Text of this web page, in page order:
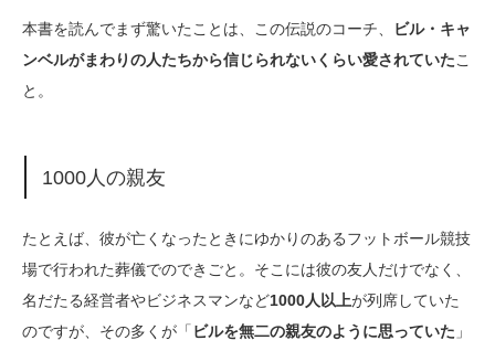
本書を読んでまず驚いたことは、この伝説のコーチ、
ビル・キャ
ンベルがまわりの人たちから信じられないくらい愛されていたこ
と。
1000人の親友
たとえば、彼が亡くなったときにゆかりのあるフットボール競技
場で行われた葬儀でのできごと。そこには彼の友人だけでなく、
名だたる経営者やビジネスマンなど1000人以上が列席していた
のですが、その多くが「 ビルを無二の親友のように思っていた 」